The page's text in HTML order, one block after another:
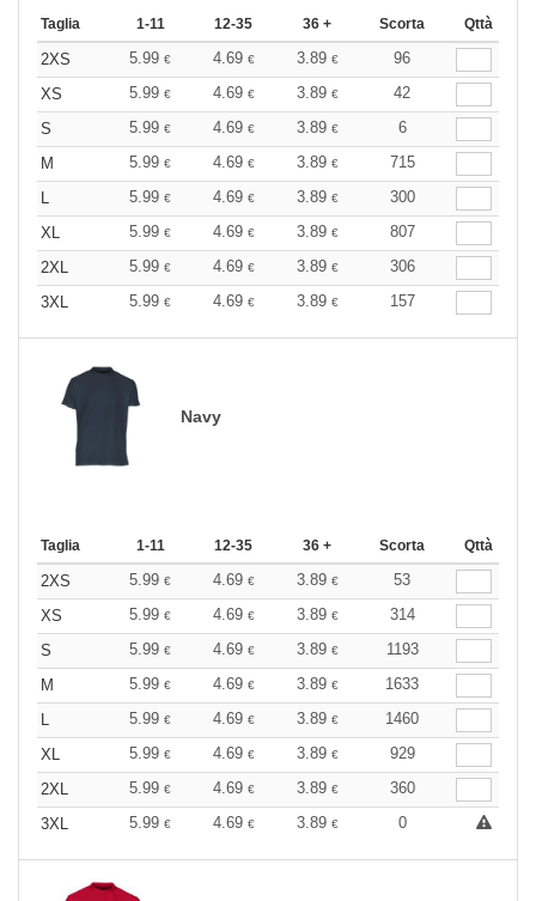
Taglia 1-11 12-35 36 + Scorta Qttà
2XS 5.99 € 4.69 € 3.89 €
96
XS
5.99 € 4.69 € 3.89 €
42
S
5.99 € 4.69 € 3.89 €
6
M
5.99 € 4.69 € 3.89 €
715
L
5.99 € 4.69 € 3.89 €
300
XL
5.99 € 4.69 € 3.89 €
807
2XL
5.99 € 4.69 € 3.89 €
306
3XL
5.99 € 4.69 € 3.89 € 157
Navy
Taglia 1-11 12-35 36 + Scorta Qttà
2XS 5.99 € 4.69 € 3.89 €
53
XS
5.99 € 4.69 € 3.89 €
314
S
5.99 € 4.69 € 3.89 €
1193
M
5.99 € 4.69 € 3.89 €
1633
L
5.99 € 4.69 € 3.89 €
1460
XL
5.99 € 4.69 € 3.89 €
929
2XL
5.99 € 4.69 € 3.89 €
360
3XL
5.99 € 4.69 € 3.89 € 0